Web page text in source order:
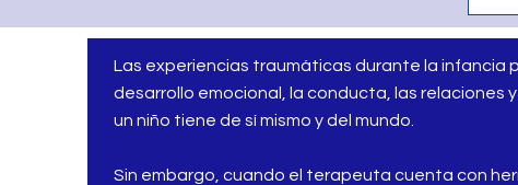
Las experiencias traumáticas durante la infancia
desarrollo emocional, la conducta, las relaciones
un niño tiene de sí mismo y del mundo.
Sin embargo, cuando el terapeuta cuenta con